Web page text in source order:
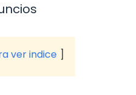
ver indice